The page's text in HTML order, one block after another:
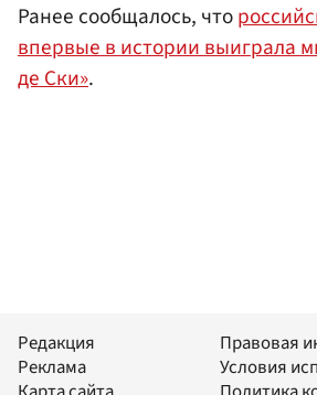
Ранее сообщалось, что
впервые в истории выиграла
де Ски».
Редакция
Реклама
Правовая
Условия